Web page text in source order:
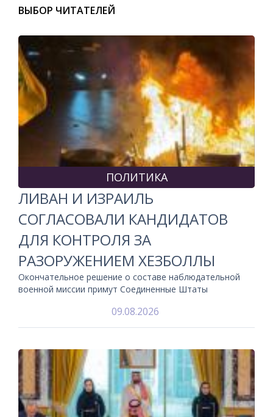
ВЫБОР ЧИТАТЕЛЕЙ
ПОЛИТИКА
ЛИВАН И ИЗРАИЛЬ
СОГЛАСОВАЛИ КАНДИДАТОВ
ДЛЯ КОНТРОЛЯ ЗА
РАЗОРУЖЕНИЕМ ХЕЗБОЛЛЫ
Окончательное решение о составе наблюдательной
военной миссии примут Соединенные Штаты
09.08.2026